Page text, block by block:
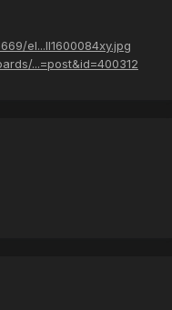
el...ll1600084xy.jpg
...=post&id=400312